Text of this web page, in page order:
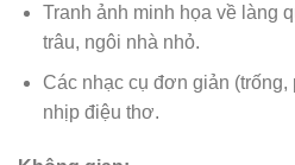
Tranh ảnh minh họa về làng
trâu, ngôi nhà nhỏ.
Các nhạc cụ đơn giản
nhịp điệu thơ.